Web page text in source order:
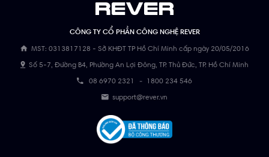
CÔNG TY CỔ PHẦN CÔNG NGHỆ REVER
MST: 0313817128 - Sở KHĐT TP Hồ Chí Minh cấp ngày 20/05/2016
Số 5-7, Đường B4, Phường An Lợi Đông, TP. Thủ Đức, TP. Hồ Chí Minh
08 6970 2321 - 1800 234 546
support@rever.vn